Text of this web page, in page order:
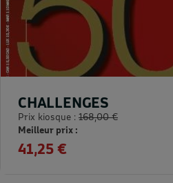
CHALLENGES
Prix kiosque : 168,00 €
Meilleur prix :
41,25 €